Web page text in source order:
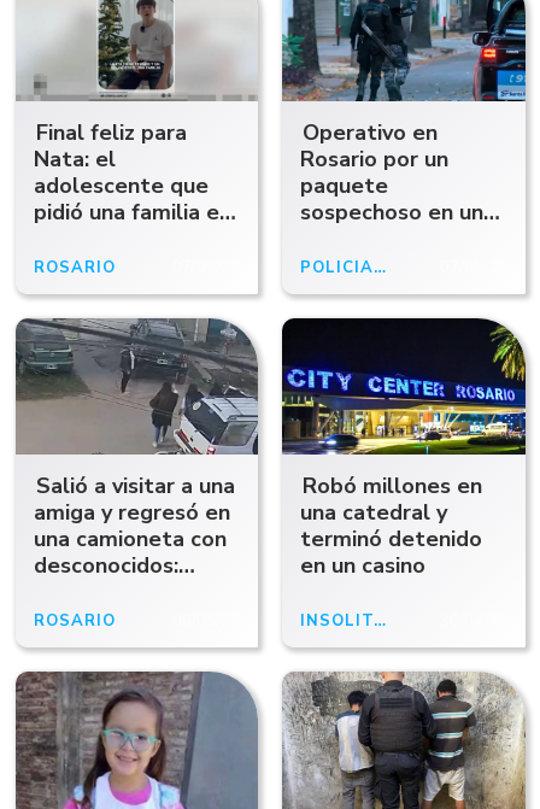
Final feliz para
Nata: el
adolescente que
pidió una familia en
adoptado
ROSARIO
Operativo en
Rosario por un
paquete
sospechoso en una
POLICIALES
Salió a visitar a una
amiga y regresó en
una camioneta con
desconocidos:
nena de 12 años
ROSARIO
Robó millones en
una catedral y
terminó detenido
en un casino
INSÓLITO